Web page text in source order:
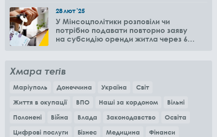
28лют'25
У Мінсоцполітики розповіли чи
потрібно подавати повторно заяву
на субсидію оренди житла через 6
Хмара тегів
Маріуполь Донеччина Україна
Світ
Життя в окупації
ВПО Наші за кордоном
Вільні
Полонені
Війна Влада Законодавство
Освіта
Цифрові послуги
Бізнес Медицина Фінанси